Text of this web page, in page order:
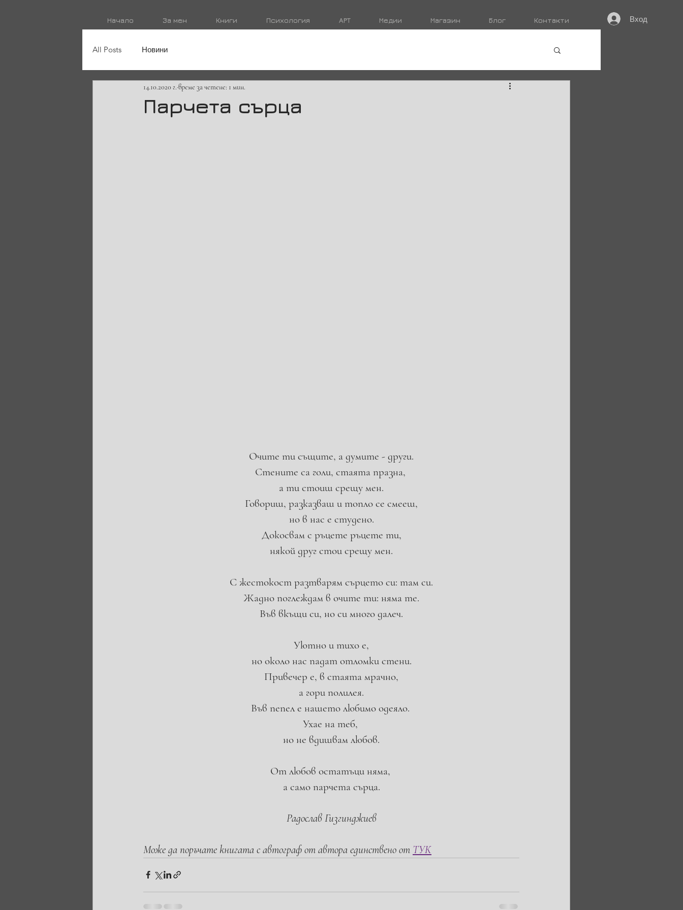
Начало За мен Книги Психология АРТ Медии Магазин Блог Контакти Вход
All Posts Новини
Парчета сърца
14.10.2020 г. време за четене: 1 мин.
Очите ти същите, а думите - други.
Стените са голи, стаята празна,
а ти стоиш срещу мен.
Говориш, разказваш и топло се смееш,
но в нас е студено.
Докосвам с ръцете ръцете ти,
някой друг стои срещу мен.
С жестокост разтварям сърцето си: там си.
Жадно поглеждам в очите ти: няма те.
Във вкъщи си, но си много далеч.
Уютно и тихо е,
но около нас падат отломки стени.
Привечер е, в стаята мрачно,
а гори полилея.
Във пепел е нашето любимо одеяло.
Ухае на теб,
но не вдишвам любов.
От любов остатъци няма,
а само парчета сърца.
Радослав Гизгинджиев
Може да поръчате книгата с автограф от автора единствено от ТУК